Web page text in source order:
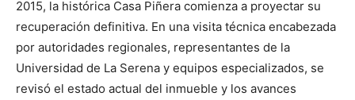
2015, la histórica Casa Piñera comienza a proyectar su
recuperación definitiva. En una visita técnica encabezada
por autoridades regionales, representantes de la
Universidad de La Serena y equipos especializados, se
revisó el estado actual del inmueble y los avances